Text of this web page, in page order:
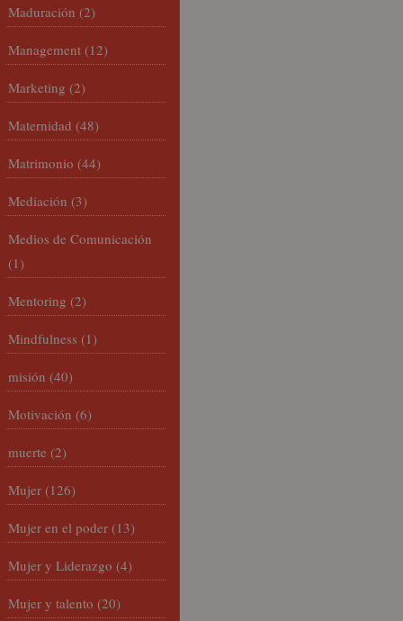
Maduración (2)
Management (12)
Marketing (2)
Maternidad (48)
Matrimonio (44)
Mediación (3)
Medios de Comunicación
(1)
Mentoring (2)
Mindfulness (1)
misión (40)
Motivación (6)
muerte (2)
Mujer (126)
Mujer en el poder (13)
Mujer y Liderazgo (4)
Mujer y talento (20)